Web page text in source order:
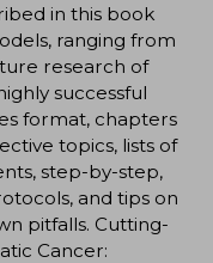
in this book
ranging from
research of
successful
format, chapters
topics, lists of
step-by-step,
and tips on
pitfalls. Cutting-
Cancer: